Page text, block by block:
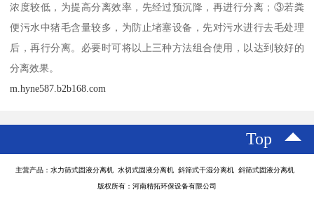
浓度较低，为提高分离效率，先经过预沉降，再进行分离；③若粪
便污水中猪毛含量较多，为防止堵塞设备，先对污水进行去毛处理
后，再行分离。必要时可将以上三种方法组合使用，以达到较好的
分离效果。
m.hyne587.b2b168.com
Top
主营产品：水力筛式固液分离机 水切式固液分离机 斜筛式干湿分离机 斜筛式固液分离机
版权所有：河南精拓环保设备有限公司